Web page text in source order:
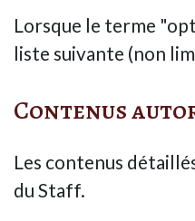
Lorsque le terme
liste suivante (non
Contenus
Les contenus
du Staff.